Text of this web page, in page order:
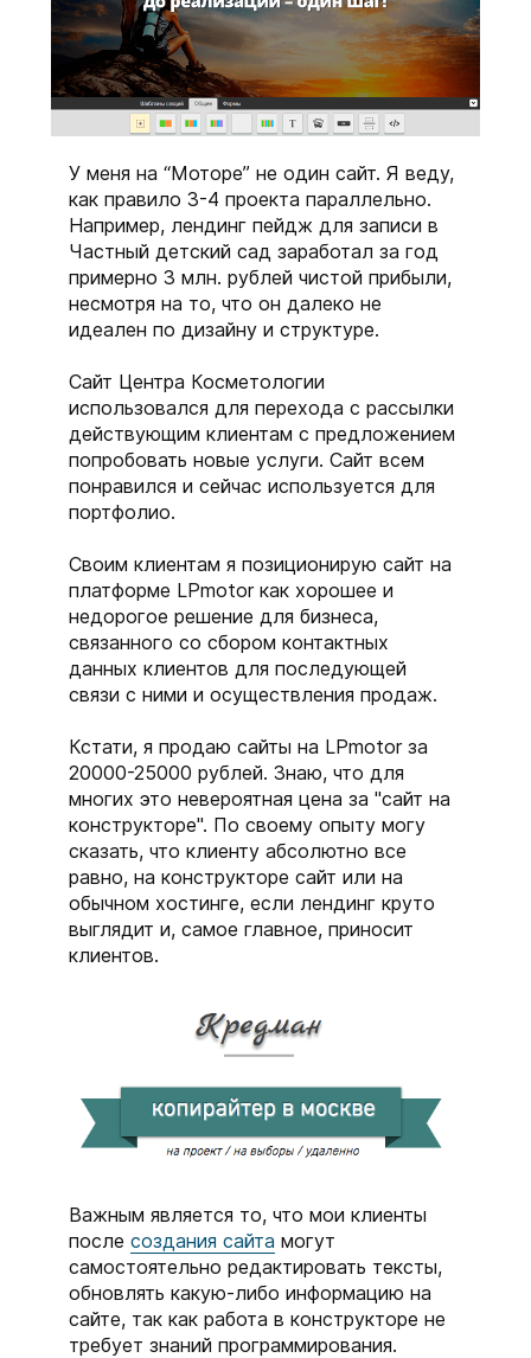
У меня на “Моторе” не один сайт. Я веду,
как правило 3-4 проекта параллельно.
Например, лендинг пейдж для записи в
Частный детский сад заработал за год
примерно 3 млн. рублей чистой прибыли,
несмотря на то, что он далеко не
идеален по дизайну и структуре.
Сайт Центра Косметологии
использовался для перехода с рассылки
действующим клиентам с предложением
попробовать новые услуги. Сайт всем
понравился и сейчас используется для
портфолио.
Своим клиентам я позиционирую сайт на
платформе LPmotor как хорошее и
недорогое решение для бизнеса,
связанного со сбором контактных
данных клиентов для последующей
связи с ними и осуществления продаж.
Кстати, я продаю сайты на LPmotor за
20000-25000 рублей. Знаю, что для
многих это невероятная цена за "сайт на
конструкторе". По своему опыту могу
сказать, что клиенту абсолютно все
равно, на конструкторе сайт или на
обычном хостинге, если лендинг круто
выглядит и, самое главное, приносит
клиентов.
Важным является то, что мои клиенты
послесоздания сайта могут
самостоятельно редактировать тексты,
обновлять какую-либо информацию на
сайте, так как работа в конструкторе не
требует знаний программирования.